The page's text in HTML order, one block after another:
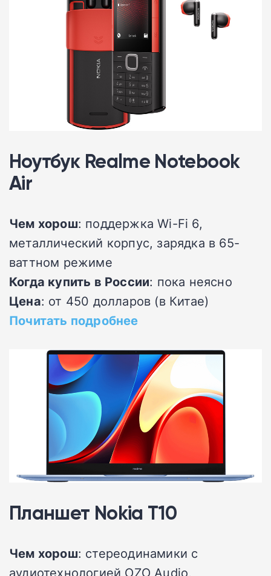
Ноутбук Realme Notebook
Air
Чем хорош: поддержка Wi-Fi 6,
металлический корпус, зарядка в 65-
ваттном режиме
Когда купить в России: пока неясно
Цена: от 450 долларов (в Китае)
Почитать подробнее
Планшет Nokia T10
Чем хорош: стереодинамики с
аудиотехнологией OZO Audio,